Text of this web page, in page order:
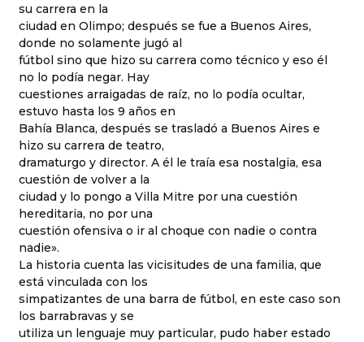
su carrera en la
ciudad en Olimpo; después se fue a Buenos Aires,
donde no solamente jugó al
fútbol sino que hizo su carrera como técnico y eso él
no lo podía negar. Hay
cuestiones arraigadas de raíz, no lo podía ocultar,
estuvo hasta los 9 años en
Bahía Blanca, después se trasladó a Buenos Aires e
hizo su carrera de teatro,
dramaturgo y director. A él le traía esa nostalgia, esa
cuestión de volver a la
ciudad y lo pongo a Villa Mitre por una cuestión
hereditaria, no por una
cuestión ofensiva o ir al choque con nadie o contra
nadie».
La historia cuenta las vicisitudes de una familia, que
está vinculada con los
simpatizantes de una barra de fútbol, en este caso son
los barrabravas y se
utiliza un lenguaje muy particular, pudo haber estado